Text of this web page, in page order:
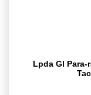
Lpda Gl Para-